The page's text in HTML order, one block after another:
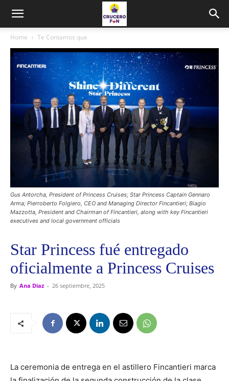
Home Te Contamos que
Gus Antorcha, President of Princess Cruises; Star Princess Captain Gennaro
Arma; Pierroberto Folgiero, CEO and Managing Director Fincantieri; Biagio
Mazzotta, President and Chairman of Fincantieri, along with key Fincantieri
executives and local government officials
Star Princess fué entregado
oficialmente a Princess Cruises
By Ana Diaz - 26 septiembre, 2025
La ceremonia de entrega en el astillero Fincantieri marca